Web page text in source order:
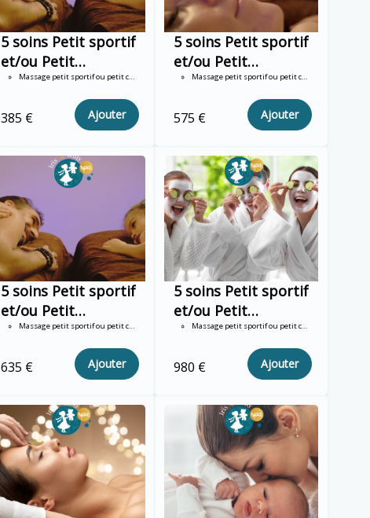
5 soins Petit sportif
et/ou Petit
Chamallow 30mn
Massage petit sportif ou petit chamallow 30mn DUO
385 € Ajouter
5 soins Petit sportif
et/ou Petit
Chamallow 30mn
Massage petit sportif ou petit chamallow 30mn TRIO
575 € Ajouter
5 soins Petit sportif
et/ou Petit
Chamallow 60mn
Massage petit sportif ou petit chamallow 1h DUO
635 € Ajouter
5 soins Petit sportif
et/ou Petit
Chamallow 60mn
Massage petit sportif ou petit chamallow 1h TRIO
980 € Ajouter